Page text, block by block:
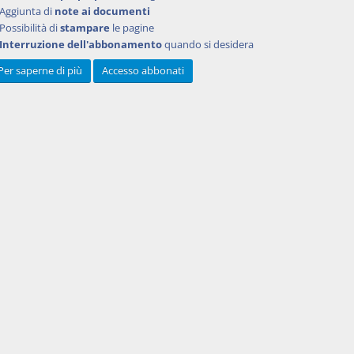
Aggiunta di note ai documenti
Possibilità distampare le pagine
Interruzione dell'abbonamentoquando si desidera
saperne di più
Accesso abbonati